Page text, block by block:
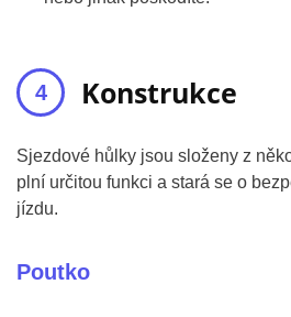
Konstrukce
Sjezdové hůlky jsou složeny z
plní určitou funkci a stará se o
jízdu.
Poutko